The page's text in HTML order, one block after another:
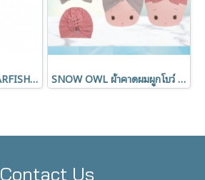
SATI กิ๊บติดผม SM.STARFISH CANDY SNOW OWL ผ้าคาดผมผูกโบว์ คาดผมเด็ก ผ้าโพกศรีษะ วัสดุระดับพรีเมี่ยม
Contact Us